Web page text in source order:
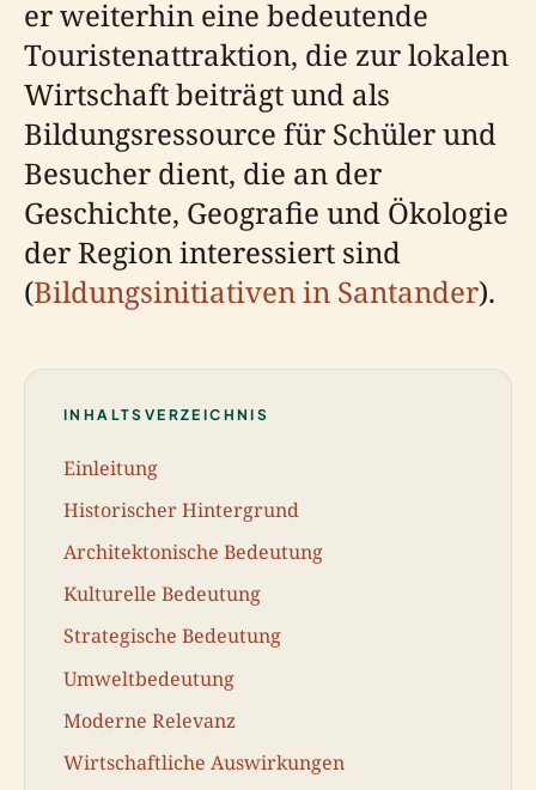
er weiterhin eine bedeutende
Touristenattraktion, die zur lokalen
Wirtschaft beiträgt und als
Bildungsressource für Schüler und
Besucher dient, die an der
Geschichte, Geografie und Ökologie
der Region interessiert sind
(Bildungsinitiativen in Santander).
INHALTSVERZEICHNIS
Einleitung
Historischer Hintergrund
Architektonische Bedeutung
Kulturelle Bedeutung
Strategische Bedeutung
Umweltbedeutung
Moderne Relevanz
Wirtschaftliche Auswirkungen